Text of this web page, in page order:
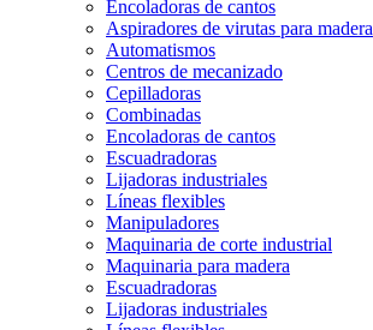
Encoladoras de cantos
Aspiradores de virutas para madera
Automatismos
Centros de mecanizado
Cepilladoras
Combinadas
Encoladoras de cantos
Escuadradoras
Lijadoras industriales
Líneas flexibles
Manipuladores
Maquinaria de corte industrial
Maquinaria para madera
Escuadradoras
Lijadoras industriales